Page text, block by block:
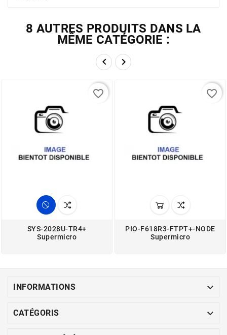
8 AUTRES PRODUITS DANS LA
MÊME CATÉGORIE :
 
SYS-2028U-TR4+
Supermicro
favorite_border
PIO-F618R3-FTPT+-NODE
Supermicro
favorite_border
INFORMATIONS 
CATÉGORIS 